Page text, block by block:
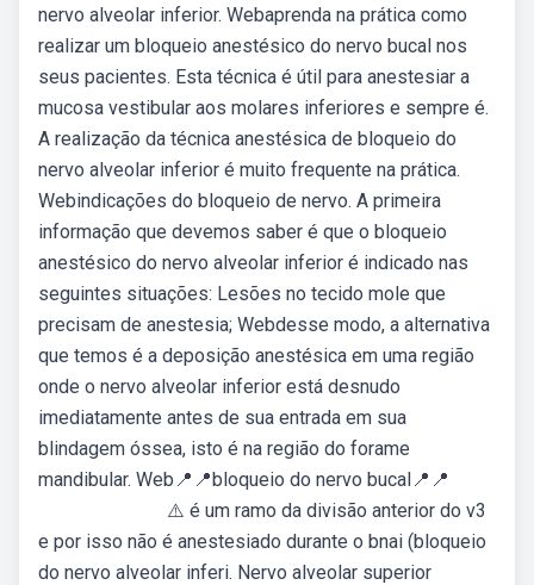
nervo alveolar inferior. Webaprenda na prática como
realizar um bloqueio anestésico do nervo bucal nos
seus pacientes. Esta técnica é útil para anestesiar a
mucosa vestibular aos molares inferiores e sempre é.
A realização da técnica anestésica de bloqueio do
nervo alveolar inferior é muito frequente na prática.
Webindicações do bloqueio de nervo. A primeira
informação que devemos saber é que o bloqueio
anestésico do nervo alveolar inferior é indicado nas
seguintes situações: Lesões no tecido mole que
precisam de anestesia; Webdesse modo, a alternativa
que temos é a deposição anestésica em uma região
onde o nervo alveolar inferior está desnudo
imediatamente antes de sua entrada em sua
blindagem óssea, isto é na região do forame
mandibular. Web📍📍bloqueio do nervo bucal📍📍
⠀⠀⠀⠀⠀⠀⠀⠀⠀⚠️ é um ramo da divisão anterior do v3
e por isso não é anestesiado durante o bnai (bloqueio
do nervo alveolar inferi. Nervo alveolar superior